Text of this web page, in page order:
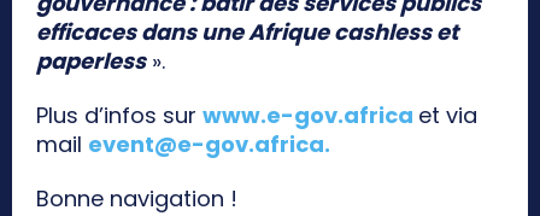
efficaces dans une Afrique cashless et
paperless».
Plus d’infos sur www.e-gov.africa et via
mail event@e-gov.africa.
Bonne navigation !